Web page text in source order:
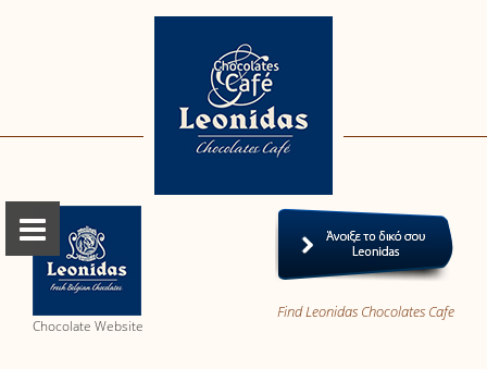
Chocolate Website
Find Leonidas Chocolates Cafe